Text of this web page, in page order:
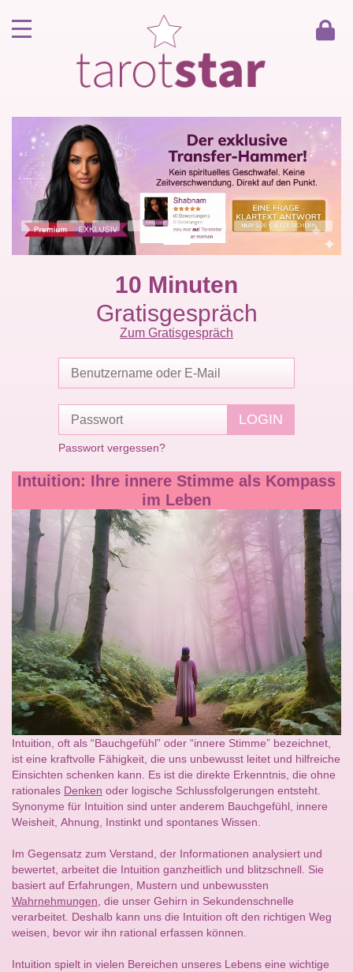
Kunde werden
Berater werden
Kartenlegen Gratisgespräch
Gästebuch
10 Minuten
Gratisgespräch
Zum Gratisgespräch
Passwort vergessen?
Intuition: Ihre innere Stimme als Kompass
im Leben
Intuition, oft als “Bauchgefühl” oder “innere Stimme” bezeichnet,
ist eine kraftvolle Fähigkeit, die uns unbewusst leitet und hilfreiche
Einsichten schenken kann. Es ist die direkte Erkenntnis, die ohne
rationales Denken oder logische Schlussfolgerungen entsteht.
Synonyme für Intuition sind unter anderem Bauchgefühl, innere
Weisheit, Ahnung, Instinkt und spontanes Wissen.
Im Gegensatz zum Verstand, der Informationen analysiert und
bewertet, arbeitet die Intuition ganzheitlich und blitzschnell. Sie
basiert auf Erfahrungen, Mustern und unbewussten
Wahrnehmungen , die unser Gehirn in Sekundenschnelle
verarbeitet. Deshalb kann uns die Intuition oft den richtigen Weg
weisen, bevor wir ihn rational erfassen können.
Intuition spielt in vielen Bereichen unseres Lebens eine wichtige